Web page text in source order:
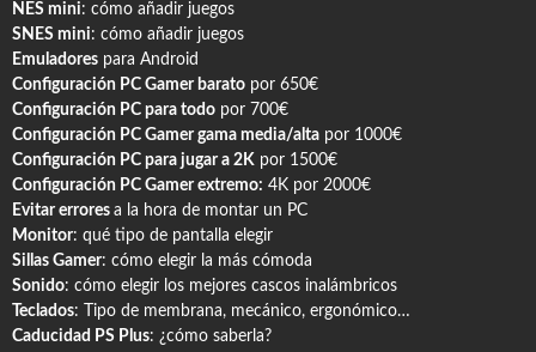
NES mini: cómo añadir juegos
SNES mini: cómo añadir juegos
Emuladores para Android
Configuración PC Gamer barato por 650€
Configuración PC para todo por 700€
Configuración PC Gamer gama media/alta por 1000€
Configuración PC para jugar a 2K por 1500€
Configuración PC Gamer extremo: 4K por 2000€
Evitar errores a la hora de montar un PC
Monitor: qué tipo de pantalla elegir
Sillas Gamer: cómo elegir la más cómoda
Sonido: cómo elegir los mejores cascos inalámbricos
Teclados: Tipo de membrana, mecánico, ergonómico…
Caducidad PS Plus: ¿cómo saberla?